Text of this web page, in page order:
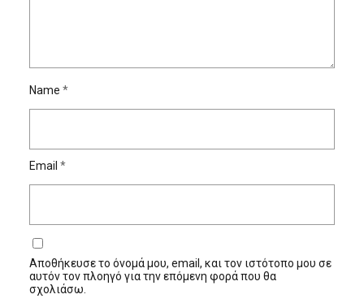
Name *
Email *
Αποθήκευσε το όνομά μου, email, και τον ιστότοπο μου σε
αυτόν τον πλοηγό για την επόμενη φορά που θα
σχολιάσω.